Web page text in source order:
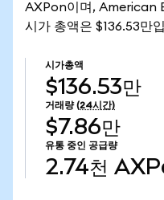
AXPon이며, American
시가 총액은 $136.53만
시가총액
$136.53만
거래량 (24시간)
$7.86만
유통 중인 공급량
2.74천